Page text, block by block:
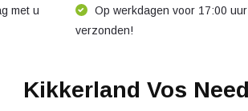
met u
Op werkdagen voor 17:00
verzonden!
Kikkerland Vos